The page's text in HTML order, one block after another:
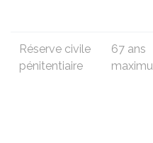
Réserve civile
pénitentiaire
67 ans